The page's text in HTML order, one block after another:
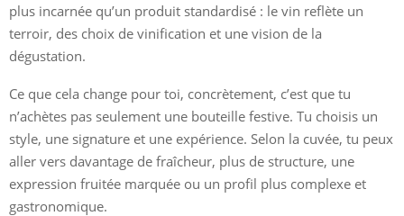
plus incarnée qu’un produit standardisé : le vin reflète un
terroir, des choix de vinification et une vision de la
dégustation.
Ce que cela change pour toi, concrètement, c’est que tu
n’achètes pas seulement une bouteille festive. Tu choisis un
style, une signature et une expérience. Selon la cuvée, tu peux
aller vers davantage de fraîcheur, plus de structure, une
expression fruitée marquée ou un profil plus complexe et
gastronomique.